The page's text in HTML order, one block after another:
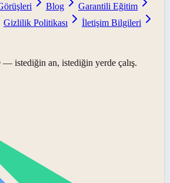
Blog
Garantili Eğitim
Gizlilik Politikası
İletişim Bilgileri
— istediğin an, istediğin yerde çalış.